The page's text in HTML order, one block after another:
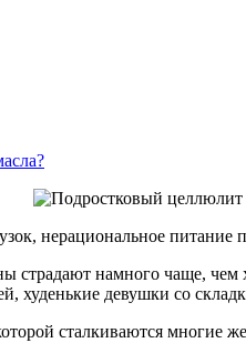
нерациональное
намного чаще, чем
худенькие девушки со
сталкиваются многие